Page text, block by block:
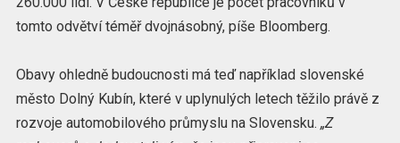
tomto odvětví téměř dvojnásobný, píše Bloomberg.
Obavy ohledně budoucnosti má teď například slovenské
město Dolný Kubín, které v uplynulých letech těžilo právě z
rozvoje automobilového průmyslu na Slovensku. „Z